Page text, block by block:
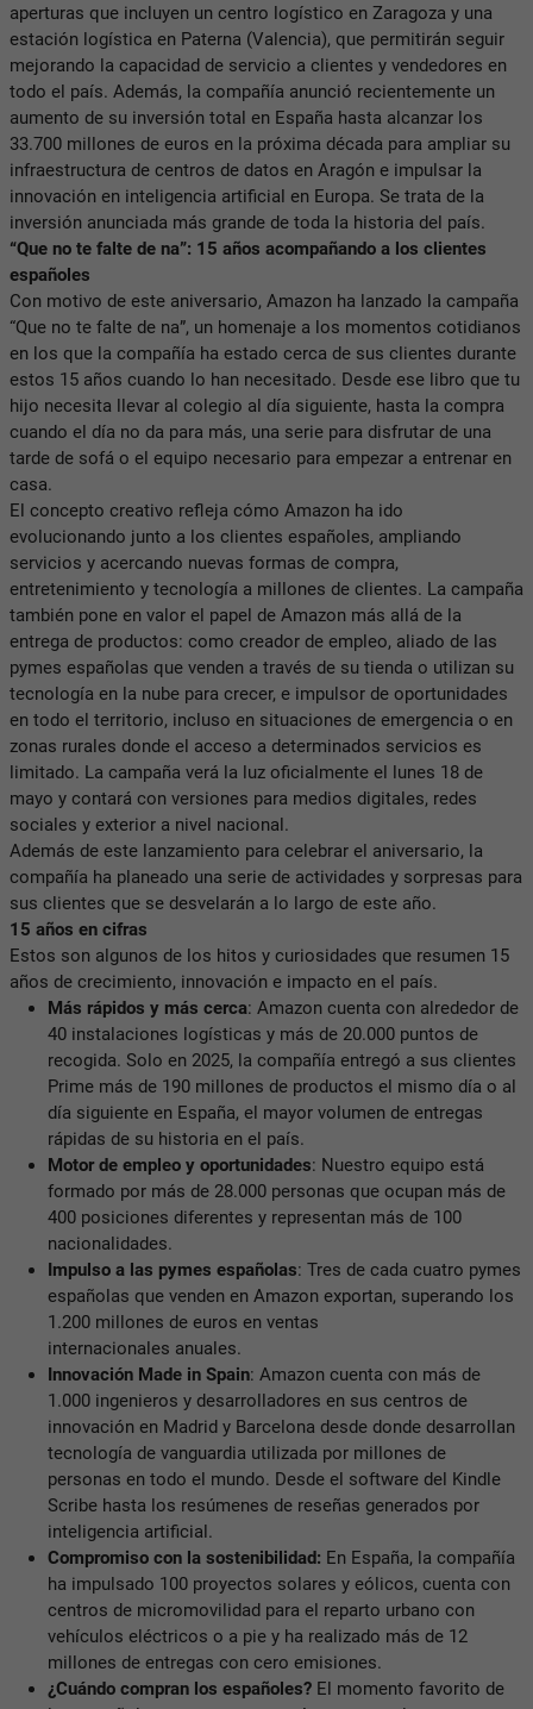
aperturas que incluyen un centro logístico en Zaragoza y una
estación logística en Paterna (Valencia), que permitirán seguir
mejorando la capacidad de servicio a clientes y vendedores en
todo el país. Además, la compañía anunció recientemente un
aumento de su inversión total en España hasta alcanzar los
33.700 millones de euros en la próxima década para ampliar su
infraestructura de centros de datos en Aragón e impulsar la
innovación en inteligencia artificial en Europa. Se trata de la
inversión anunciada más grande de toda la historia del país. ​​
“Que no te falte de na”: 15 años acompañando a los clientes
españoles
Con motivo de este aniversario, Amazon ha lanzado la campaña
“Que no te falte de na”, un homenaje a los momentos cotidianos
en los que la compañía ha estado cerca de sus clientes durante
estos 15 años cuando lo han necesitado. Desde ese libro que tu
hijo necesita llevar al colegio al día siguiente, hasta la compra
cuando el día no da para más, una serie para disfrutar de una
tarde de sofá o el equipo necesario para empezar a entrenar en
casa.
El concepto creativo refleja cómo Amazon ha ido
evolucionando junto a los clientes españoles, ampliando
servicios y acercando nuevas formas de compra,
entretenimiento y tecnología a millones de clientes. La campaña
también pone en valor el papel de Amazon más allá de la
entrega de productos: como creador de empleo, aliado de las
pymes españolas que venden a través de su tienda o utilizan su
tecnología en la nube para crecer, e impulsor de oportunidades
en todo el territorio, incluso en situaciones de emergencia o en
zonas rurales donde el acceso a determinados servicios es
limitado. La campaña verá la luz oficialmente el lunes 18 de
mayo y contará con versiones para medios digitales, redes
sociales y exterior a nivel nacional.
Además de este lanzamiento para celebrar el aniversario, la
compañía ha planeado una serie de actividades y sorpresas para
sus clientes que se desvelarán a lo largo de este año.
15 años en cifras
Estos son algunos de los hitos y curiosidades que resumen 15
años de crecimiento, innovación e impacto en el país.
Más rápidos y más cerca: Amazon cuenta con alrededor de
40 instalaciones logísticas y más de 20.000 puntos de
recogida. Solo en 2025, la compañía entregó a sus clientes
Prime más de 190 millones de productos el mismo día o al
día siguiente en España, el mayor volumen de entregas
rápidas de su historia en el país.
Motor de empleo y oportunidades: Nuestro equipo está
formado por más de 28.000 personas que ocupan más de
400 posiciones diferentes y representan más de 100
nacionalidades.
Impulso a las pymes españolas: Tres de cada cuatro pymes
españolas que venden en Amazon exportan, superando los
1.200 millones de euros en ventas
internacionales anuales.
Innovación Made in Spain: Amazon cuenta con más de
1.000 ingenieros y desarrolladores en sus centros de
innovación en Madrid y Barcelona desde donde desarrollan
tecnología de vanguardia utilizada por millones de
personas en todo el mundo. Desde el software del Kindle
Scribe hasta los resúmenes de reseñas generados por
inteligencia artificial.
Compromiso con la sostenibilidad: En España, la compañía
ha impulsado 100 proyectos solares y eólicos, cuenta con
centros de micromovilidad para el reparto urbano con
vehículos eléctricos o a pie y ha realizado más de 12
millones de entregas con cero emisiones.
¿Cuándo compran los españoles? El momento favorito de